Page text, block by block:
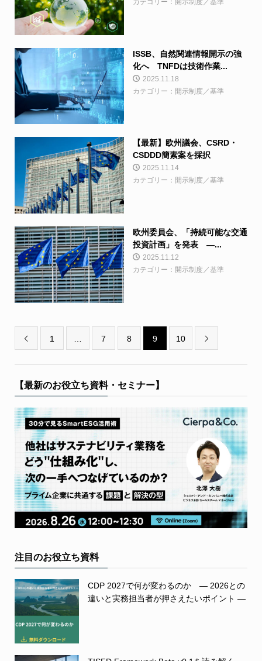
カテゴリー：開示制度／基準
ISSB、自然関連情報開示の強
化へ TNFDは技術作業...
2025.11.18
カテゴリー：開示制度／基準
【最新】欧州議会、CSRD・
CSDDD簡素案を採択
2025.11.14
カテゴリー：開示制度／基準
欧州委員会、「持続可能な交通
投資計画」を発表 ―...
2025.11.12
カテゴリー：開示制度／基準
 1 7 8 9 10 
【最新のお役立ち資料・セミナー】
注目のお役立ち資料
CDP 2027で何が変わるのか ― 2026との
違いと実務担当者が押さえたいポイント ―